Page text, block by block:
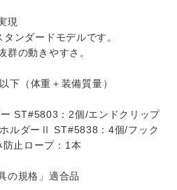
現
ンダードモデルです。
群の動きやすさ。
下（体重＋装備質量）
ST#5803：2個/エンドクリップ
ルダーⅡ ST#5838：4個/フック
止ロープ：1本
の規格」適合品